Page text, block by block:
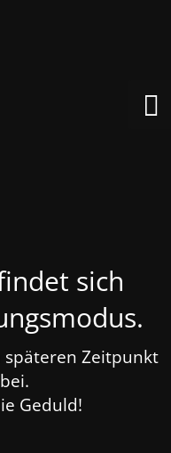
sich
späteren Zeitpunkt
Geduld!